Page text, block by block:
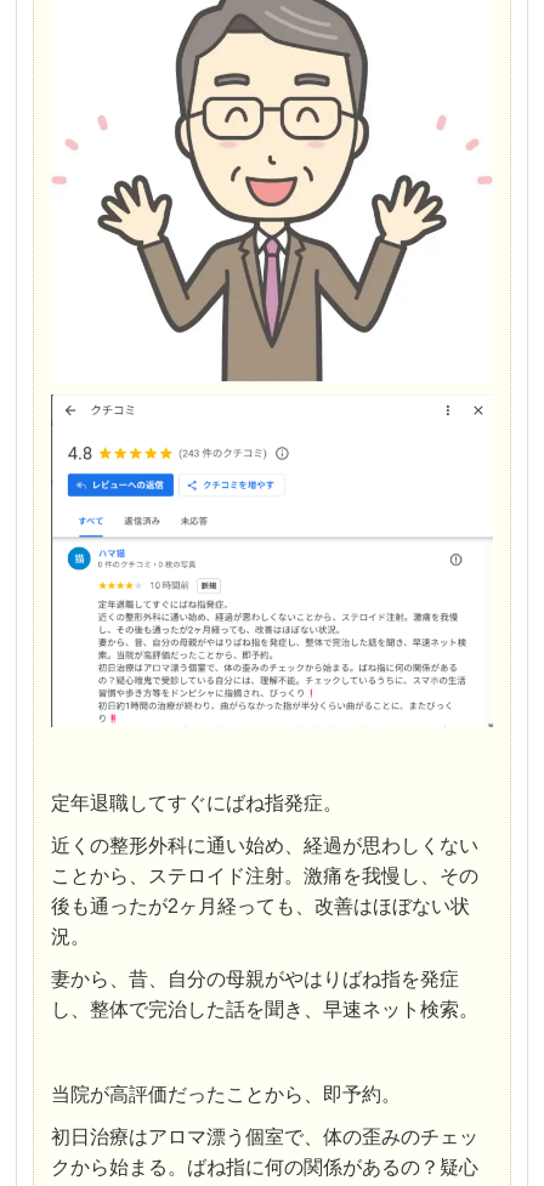
定年退職してすぐにばね指発症。
近くの整形外科に通い始め、経過が思わしくない
ことから、ステロイド注射。激痛を我慢し、その
後も通ったが2ヶ月経っても、改善はほぼない状
況。
妻から、昔、自分の母親がやはりばね指を発症
し、整体で完治した話を聞き、早速ネット検索。
当院が高評価だったことから、即予約。
初日治療はアロマ漂う個室で、体の歪みのチェッ
クから始まる。ばね指に何の関係があるの？疑心